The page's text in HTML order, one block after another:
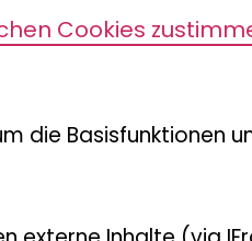
es sich um
die
können auch
Cookies
die Basisfunktionen